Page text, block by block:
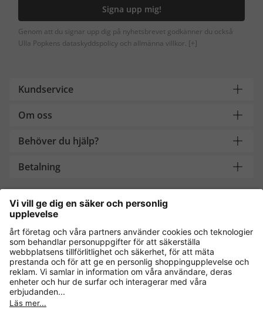
Signa upp mig!
Genom att du signar upp dig på nyhetsbrevet godkänner du också
Ulla Popkens dataskyddspolicy och allmänna villkor. [+]
Kundservice
Om oss
Behöver du hjälp?
Betalning
Handla säkert med
Andra onlinebutiker
Sverige